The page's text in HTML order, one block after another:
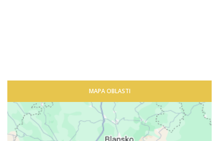
MAPA OBLASTI